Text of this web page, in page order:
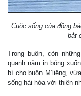
Cuộc sống của đồng
bắt
Trong buôn, còn
quanh năm in bóng
bí cho buôn M’liêng,
sống hài hòa với thiên